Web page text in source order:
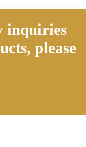
inquiries
please